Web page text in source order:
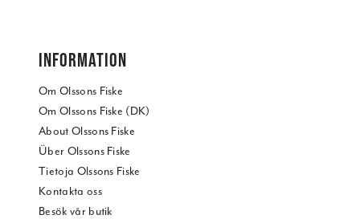
INFORMATION
Om Olssons Fiske
Om Olssons Fiske (DK)
About Olssons Fiske
Über Olssons Fiske
Tietoja Olssons Fiske
Kontakta oss
Besök vår butik